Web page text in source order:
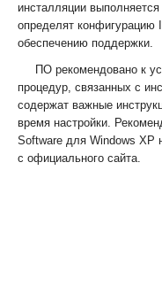
инсталляции
определят конфигурацию
обеспечению поддержки.
ПО рекомендовано к
процедур, связанных с
содержат важные
время настройки.
Software для Windows XP
с официального сайта.